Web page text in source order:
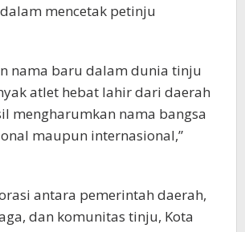
mencetak petinju
nama baru dalam dunia tinju
atlet hebat lahir dari daerah
mengharumkan nama bangsa
maupun internasional,”
antara pemerintah daerah,
dan komunitas tinju, Kota